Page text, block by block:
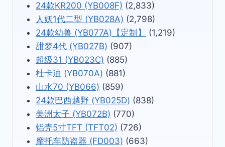
24款KR200 (YB008F) (2,833)
人妖1代二型 (YB028A) (2,798)
24款幼兽 (YB077A)【定制】
(1,219)
甜梦4代 (YB027B) (907)
超级31 (YB023C) (885)
杜卡迪 (YB070A) (881)
山水70 (YB066) (859)
24款巴西越野 (YB025D) (838)
美洲太子 (YB072B) (770)
铝壳5寸TFT (TFT02) (726)
摩托车防盗器 (FD003) (663)